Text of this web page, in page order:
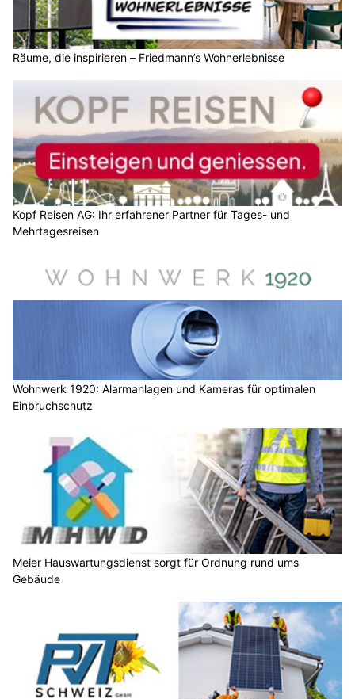
Räume, die inspirieren – Friedmann’s Wohnerlebnisse
Kopf Reisen AG: Ihr erfahrener Partner für Tages- und
Mehrtagesreisen
Wohnwerk 1920: Alarmanlagen und Kameras für optimalen
Einbruchschutz
Meier Hauswartungsdienst sorgt für Ordnung rund ums
Gebäude